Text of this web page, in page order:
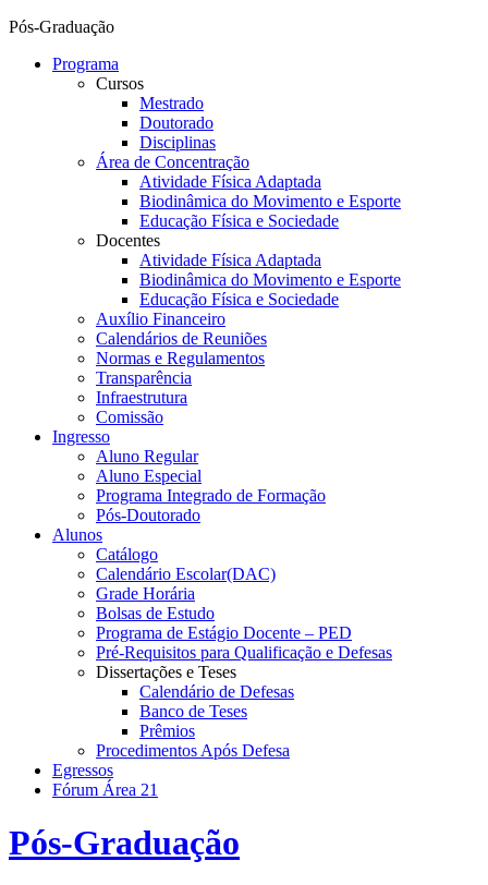
Pós-Graduação
Programa
Cursos
Mestrado
Doutorado
Disciplinas
Área de Concentração
Atividade Física Adaptada
Biodinâmica do Movimento e Esporte
Educação Física e Sociedade
Docentes
Atividade Física Adaptada
Biodinâmica do Movimento e Esporte
Educação Física e Sociedade
Auxílio Financeiro
Calendários de Reuniões
Normas e Regulamentos
Transparência
Infraestrutura
Comissão
Ingresso
Aluno Regular
Aluno Especial
Programa Integrado de Formação
Pós-Doutorado
Alunos
Catálogo
Calendário Escolar(DAC)
Grade Horária
Bolsas de Estudo
Programa de Estágio Docente – PED
Pré-Requisitos para Qualificação e Defesas
Dissertações e Teses
Calendário de Defesas
Banco de Teses
Prêmios
Procedimentos Após Defesa
Egressos
Fórum Área 21
Pós-Graduação